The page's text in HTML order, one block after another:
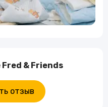
& Friends
отзыв